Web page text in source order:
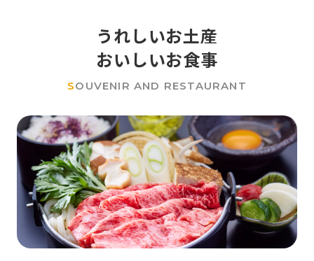
うれしいお土産
おいしいお食事
SOUVENIR AND RESTAURANT